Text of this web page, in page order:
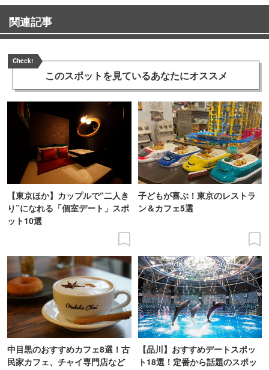
関連記事
Check!
このスポットを見ているあなたにオススメ
【東京ほか】カップルで“二人き
り”になれる「個室デート」スポ
ット10選
子どもが喜ぶ！東京のレストラ
ン＆カフェ5選
中目黒のおすすめカフェ8選！古
民家カフェ、チャイ専門店など
【品川】おすすめデートスポッ
ト18選！定番から話題のスポッ